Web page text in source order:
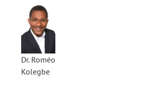
Dr. Roméo
Kolegbe